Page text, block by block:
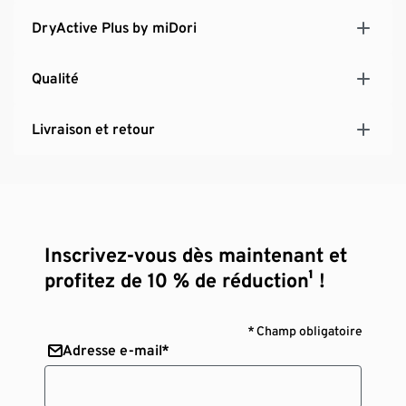
DryActive Plus by miDori
Qualité
Livraison et retour
Inscrivez-vous dès maintenant et
profitez de 10 % de réduction¹ !
* Champ obligatoire
Adresse e-mail*